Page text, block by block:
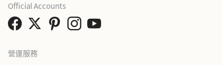
營運服務
Official Accounts